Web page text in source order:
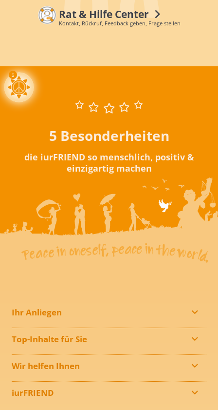
Rat & Hilfe Center
Kontakt, Rückruf, Feedback geben, Frage stellen
5 Besonderheiten
die iurFRIEND so menschlich, positiv &
einzigartig machen
Ihr Anliegen
Top-Inhalte für Sie
Wir helfen Ihnen
iurFRIEND